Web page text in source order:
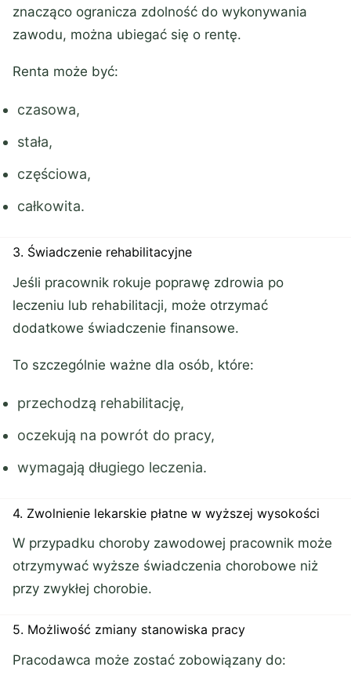
znacząco ogranicza zdolność do wykonywania
zawodu, można ubiegać się o rentę.
Renta może być:
czasowa,
stała,
częściowa,
całkowita.
3. Świadczenie rehabilitacyjne
Jeśli pracownik rokuje poprawę zdrowia po
leczeniu lub rehabilitacji, może otrzymać
dodatkowe świadczenie finansowe.
To szczególnie ważne dla osób, które:
przechodzą rehabilitację,
oczekują na powrót do pracy,
wymagają długiego leczenia.
4. Zwolnienie lekarskie płatne w wyższej wysokości
W przypadku choroby zawodowej pracownik może
otrzymywać wyższe świadczenia chorobowe niż
przy zwykłej chorobie.
5. Możliwość zmiany stanowiska pracy
Pracodawca może zostać zobowiązany do: